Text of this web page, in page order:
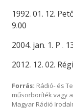
1992. 01. 12.
9.00
2004. jan. 1. P .
2012. 12. 02.
Forrás: Rádió- és
műsorboríték vagy
Magyar Rádió